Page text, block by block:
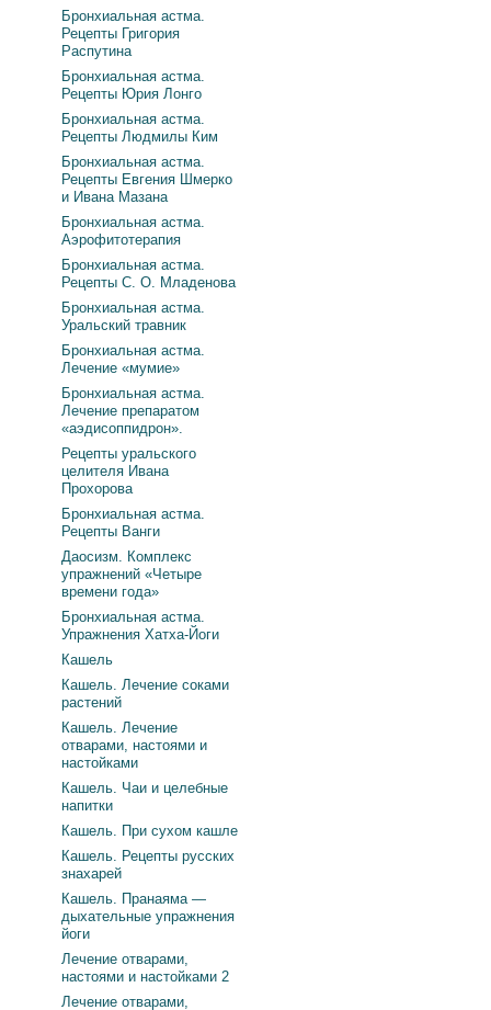
Бронхиальная астма.
Рецепты Григория
Распутина
Бронхиальная астма.
Рецепты Юрия Лонго
Бронхиальная астма.
Рецепты Людмилы Ким
Бронхиальная астма.
Рецепты Евгения Шмерко
и Ивана Мазана
Бронхиальная астма.
Аэрофитотерапия
Бронхиальная астма.
Рецепты С. О. Младенова
Бронхиальная астма.
Уральский травник
Бронхиальная астма.
Лечение «мумие»
Бронхиальная астма.
Лечение препаратом
«аэдисоппидрон».
Рецепты уральского
целителя Ивана
Прохорова
Бронхиальная астма.
Рецепты Ванги
Даосизм. Комплекс
упражнений «Четыре
времени года»
Бронхиальная астма.
Упражнения Хатха-Йоги
Кашель
Кашель. Лечение соками
растений
Кашель. Лечение
отварами, настоями и
настойками
Кашель. Чаи и целебные
напитки
Кашель. При сухом кашле
Кашель. Рецепты русских
знахарей
Кашель. Пранаяма —
дыхательные упражнения
йоги
Лечение отварами,
настоями и настойками 2
Лечение отварами,